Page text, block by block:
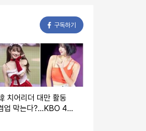
구독하기
치어리더 대만 활동
업 막는다?…KBO 4개